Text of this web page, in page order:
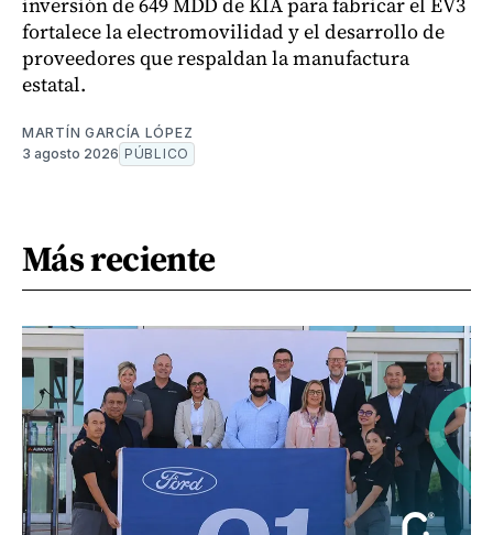
fortalece la electromovilidad y el desarrollo de
proveedores que respaldan la manufactura
estatal.
MARTÍN GARCÍA LÓPEZ
3 agosto 2026 PÚBLICO
Más reciente